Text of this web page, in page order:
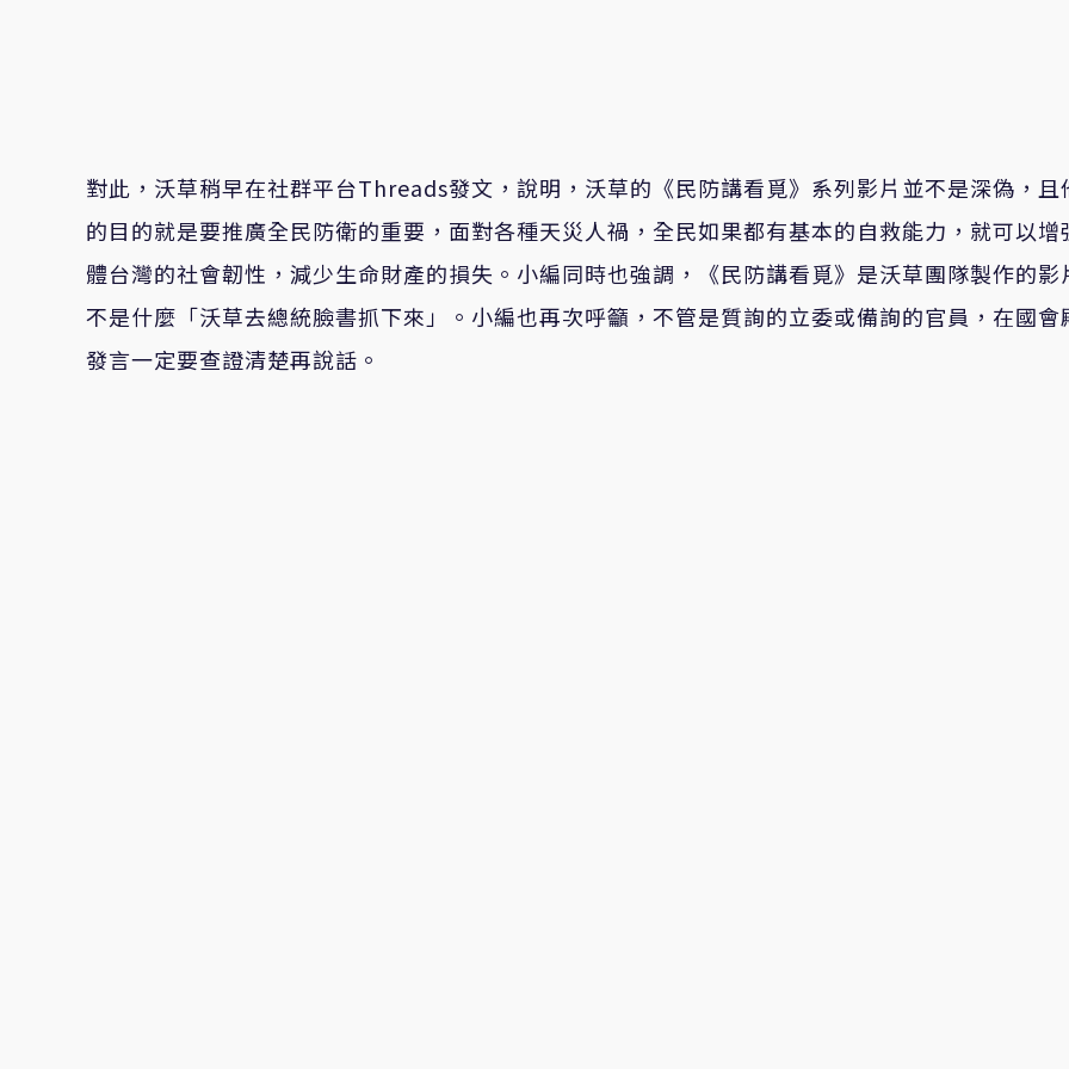
對此，沃草稍早在社群平台Threads發文，說明，沃草的《民防講看覓》系列影片並不是深偽，且
的目的就是要推廣全民防衛的重要，面對各種天災人禍，全民如果都有基本的自救能力，就可以增
體台灣的社會韌性，減少生命財產的損失。小編同時也強調，《民防講看覓》是沃草團隊製作的影
不是什麼「沃草去總統臉書抓下來」。小編也再次呼籲，不管是質詢的立委或備詢的官員，在國會
發言一定要查證清楚再說話。